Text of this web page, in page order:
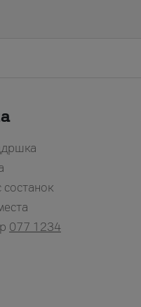
077 1234